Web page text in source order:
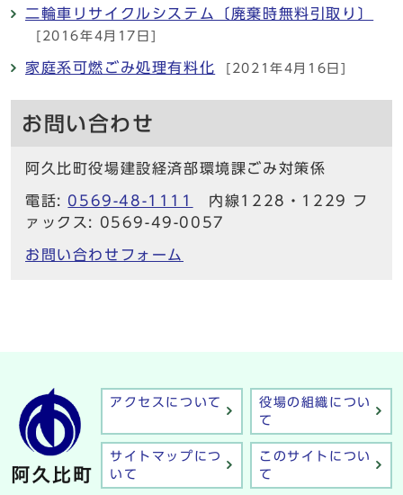
二輪車リサイクルシステム〔廃棄時無料引取り〕
[2016年4月17日]
家庭系可燃ごみ処理有料化 [2021年4月16日]
お問い合わせ
阿久比町役場建設経済部環境課ごみ対策係
電話: 0569-48-1111
内線1228・1229 フ
ァックス: 0569-49-0057
お問い合わせフォーム
アクセスについて
役場の組織につい
て
サイトマップにつ
いて
このサイトについ
て